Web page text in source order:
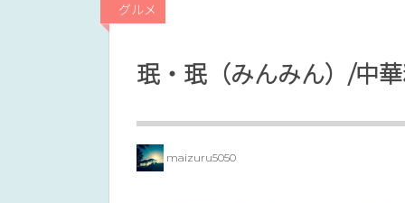
グルメ
珉・珉（みんみん）/中
maizuru5050